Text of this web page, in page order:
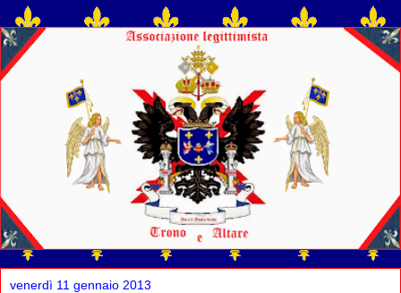
venerdì 11 gennaio 2013